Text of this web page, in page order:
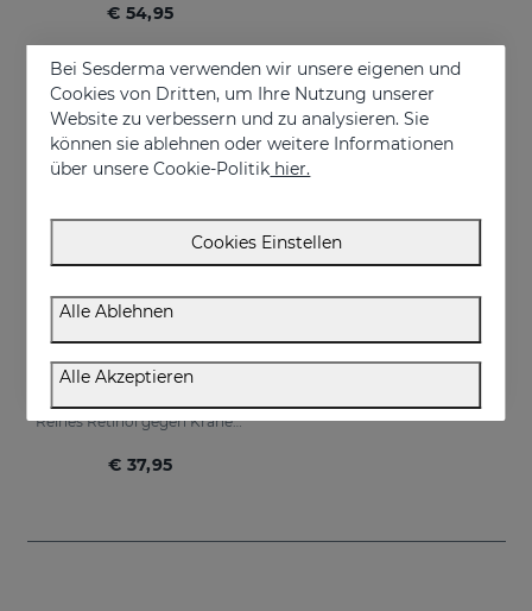
€ 54,95
Reines Retinol gegen Krähenfüße
€ 37,95
Bei Sesderma verwenden wir unsere eigenen und
Cookies von Dritten, um Ihre Nutzung unserer
Website zu verbessern und zu analysieren. Sie
können sie ablehnen oder weitere Informationen
über unsere Cookie-Politik hier.
Cookies Einstellen
Alle Ablehnen
Alle Akzeptieren